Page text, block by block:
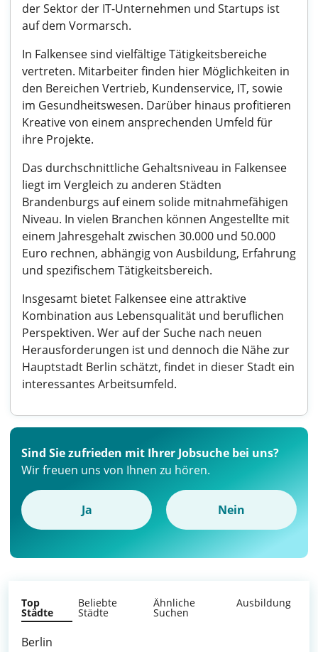
der Sektor der IT-Unternehmen und Startups ist
auf dem Vormarsch.
In Falkensee sind vielfältige Tätigkeitsbereiche
vertreten. Mitarbeiter finden hier Möglichkeiten in
den Bereichen Vertrieb, Kundenservice, IT, sowie
im Gesundheitswesen. Darüber hinaus profitieren
Kreative von einem ansprechenden Umfeld für
ihre Projekte.
Das durchschnittliche Gehaltsniveau in Falkensee
liegt im Vergleich zu anderen Städten
Brandenburgs auf einem solide mitnahmefähigen
Niveau. In vielen Branchen können Angestellte mit
einem Jahresgehalt zwischen 30.000 und 50.000
Euro rechnen, abhängig von Ausbildung, Erfahrung
und spezifischem Tätigkeitsbereich.
Insgesamt bietet Falkensee eine attraktive
Kombination aus Lebensqualität und beruflichen
Perspektiven. Wer auf der Suche nach neuen
Herausforderungen ist und dennoch die Nähe zur
Hauptstadt Berlin schätzt, findet in dieser Stadt ein
interessantes Arbeitsumfeld.
Sind Sie zufrieden mit Ihrer Jobsuche bei uns?
Wir freuen uns von Ihnen zu hören.
Ja Nein
Top
Städte
Beliebte
Städte
Ähnliche
Suchen
Ausbildung
Berlin